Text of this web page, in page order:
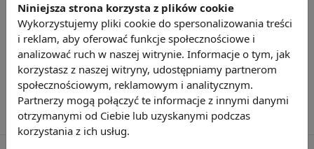
Niniejsza strona korzysta z plików cookie
Wykorzystujemy pliki cookie do spersonalizowania treści
i reklam, aby oferować funkcje społecznościowe i
analizować ruch w naszej witrynie. Informacje o tym, jak
korzystasz z naszej witryny, udostępniamy partnerom
społecznościowym, reklamowym i analitycznym.
Partnerzy mogą połączyć te informacje z innymi danymi
otrzymanymi od Ciebie lub uzyskanymi podczas
korzystania z ich usług.